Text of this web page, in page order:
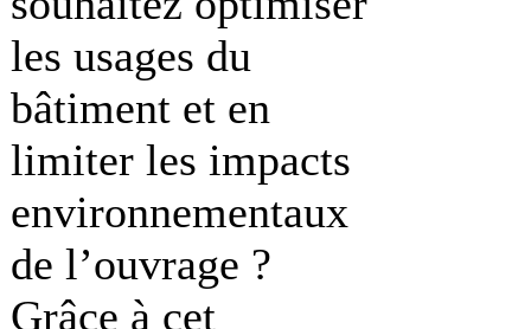
les usages du
bâtiment et en
limiter les impacts
environnementaux
de l’ouvrage ?
Grâce à cet